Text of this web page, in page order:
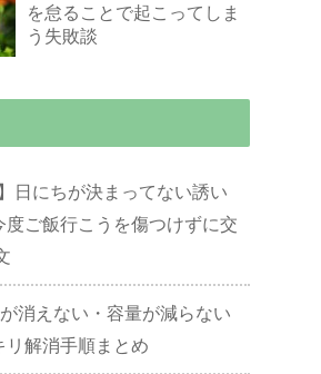
を怠ることで起こってしま
う失敗談
日にちが決まってない誘い
度ご飯行こうを傷つけずに交
消えない・容量が減らない
リ解消手順まとめ